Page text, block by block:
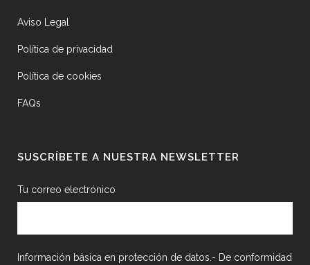
Aviso Legal
Política de privacidad
Política de cookies
FAQs
SUSCRÍBETE A NUESTRA NEWSLETTER
Tu correo electrónico
Información básica en protección de datos.- De conformidad